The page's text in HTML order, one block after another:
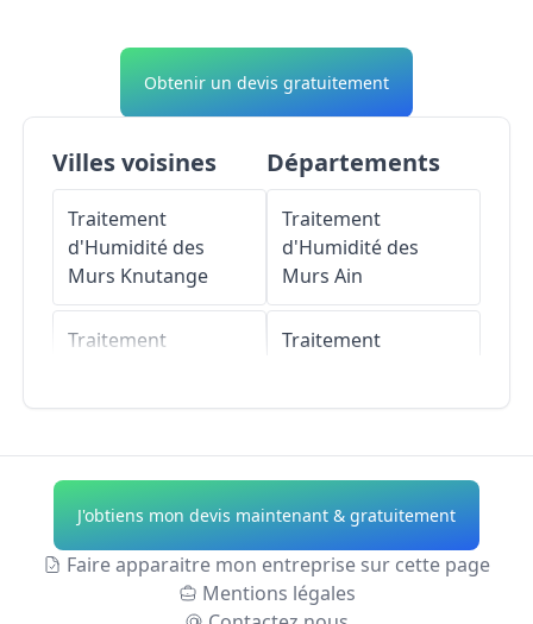
Obtenir un devis gratuitement
Villes voisines
Traitement
d'Humidité des
Murs Knutange
Traitement
Traitement
d'Humidité des
Murs Nilvange
Traitement
d'Humidité des
Départements
Traitement
d'Humidité des
Murs Ain
Traitement
Traitement
d'Humidité des
Murs Allier
Traitement
d'Humidité des
J'obtiens mon devis maintenant & gratuitement
Faire apparaitre mon entreprise sur cette page
Mentions légales